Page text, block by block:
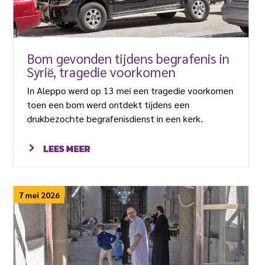
Bom gevonden tijdens begrafenis in
Syrië, tragedie voorkomen
In Aleppo werd op 13 mei een tragedie voorkomen
toen een bom werd ontdekt tijdens een
drukbezochte begrafenisdienst in een kerk.
LEES MEER
7 mei 2026